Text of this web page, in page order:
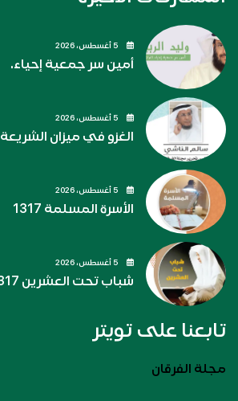
أمين سر جمعية إحياء.
الغزو في ميزان الشريعة
الأسرة المسلمة 1317
شباب تحت العشرين 1317
تابعنا على تويتر
مجلة الفرقان